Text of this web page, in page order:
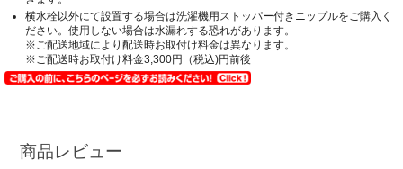
横水栓以外にて設置する場合は洗濯機用ストッパー付きニップルをご購入く
ださい。使用しない場合は水漏れする恐れがあります。
※ご配送地域により配送時お取付け料金は異なります。
※ご配送時お取付け料金3,300円（税込)円前後
商品レビュー